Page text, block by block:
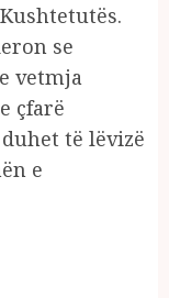
se
vetmja
çfarë
të lëvizë
e